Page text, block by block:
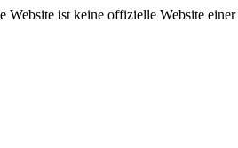
ist keine offizielle Website